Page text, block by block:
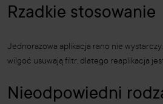
Rzadkie stosowanie
Jednorazowa aplikacja rano nie
wilgoć usuwają filtr, dlatego reaplikacja
Nieodpowiedni